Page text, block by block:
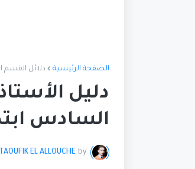
الصفحة الرئيسية دلائل
دليل
السادس
by
TAOUFIK EL ALLOUCHE